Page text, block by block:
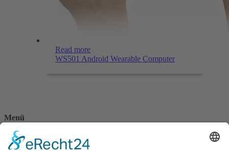
Read more
WS501 Android Wearable Computer
Menü
Home
Kontakt